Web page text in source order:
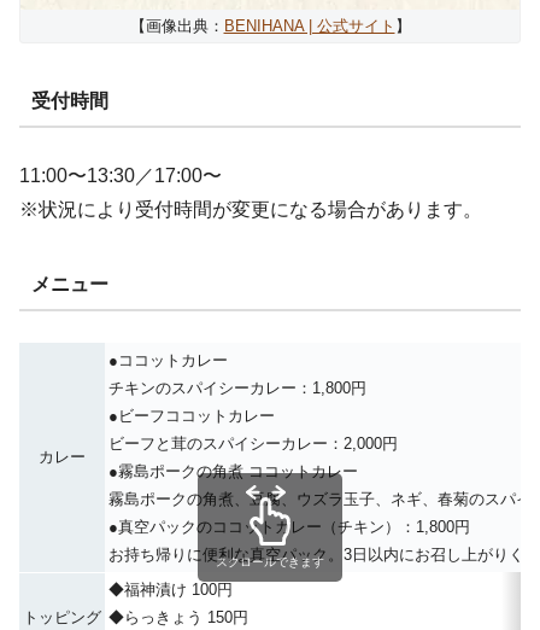
【画像出典： BENIHANA | 公式サイト 】
受付時間
11:00〜13:30／17:00〜
※状況により受付時間が変更になる場合があります。
メニュー
カレー
●ココットカレー
チキンのスパイシーカレー：1,800円
●ビーフココットカレー
ビーフと茸のスパイシーカレー：2,000円
●霧島ポークの角煮 ココットカレー
霧島ポークの角煮、豆腐、ウズラ玉子、ネギ、春菊のスパイ
●真空パックのココットカレー（チキン）：1,800円
お持ち帰りに便利な真空パック。3日以内にお召し上がりく
トッピング
◆福神漬け 100円
◆らっきょう 150円
スクロールできます